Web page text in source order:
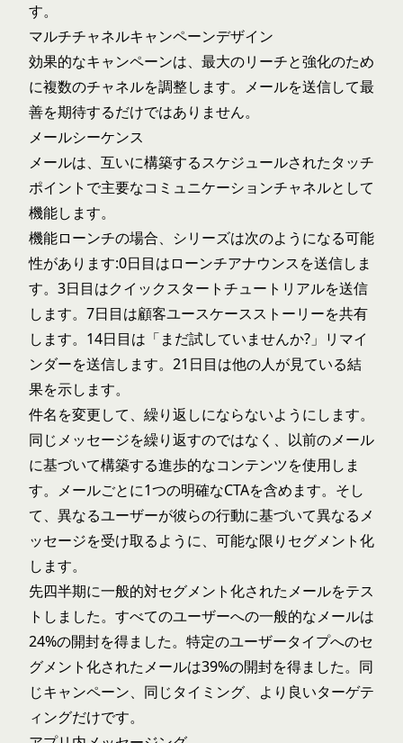
す。
マルチチャネルキャンペーンデザイン
効果的なキャンペーンは、最大のリーチと強化のため
に複数のチャネルを調整します。メールを送信して最
善を期待するだけではありません。
メールシーケンス
メールは、互いに構築するスケジュールされたタッチ
ポイントで主要なコミュニケーションチャネルとして
機能します。
機能ローンチの場合、シリーズは次のようになる可能
性があります:0日目はローンチアナウンスを送信しま
す。3日目はクイックスタートチュートリアルを送信
します。7日目は顧客ユースケースストーリーを共有
します。14日目は「まだ試していませんか?」リマイ
ンダーを送信します。21日目は他の人が見ている結
果を示します。
件名を変更して、繰り返しにならないようにします。
同じメッセージを繰り返すのではなく、以前のメール
に基づいて構築する進歩的なコンテンツを使用しま
す。メールごとに1つの明確なCTAを含めます。そし
て、異なるユーザーが彼らの行動に基づいて異なるメ
ッセージを受け取るように、可能な限りセグメント化
します。
先四半期に一般的対セグメント化されたメールをテス
トしました。すべてのユーザーへの一般的なメールは
24%の開封を得ました。特定のユーザータイプへのセ
グメント化されたメールは39%の開封を得ました。同
じキャンペーン、同じタイミング、より良いターゲテ
ィングだけです。